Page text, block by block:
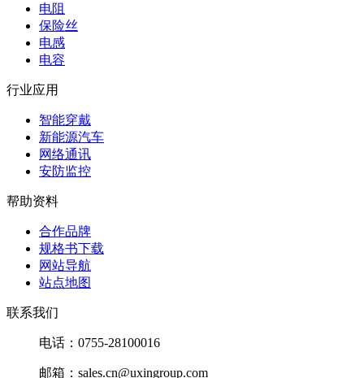
电阻
保险丝
电感
电容
行业应用
智能穿戴
新能源汽车
网络通讯
安防监控
帮助资料
合作品牌
规格书下载
网站导航
站点地图
联系我们
电话：0755-28100016
邮箱：sales.cn@uxingroup.com